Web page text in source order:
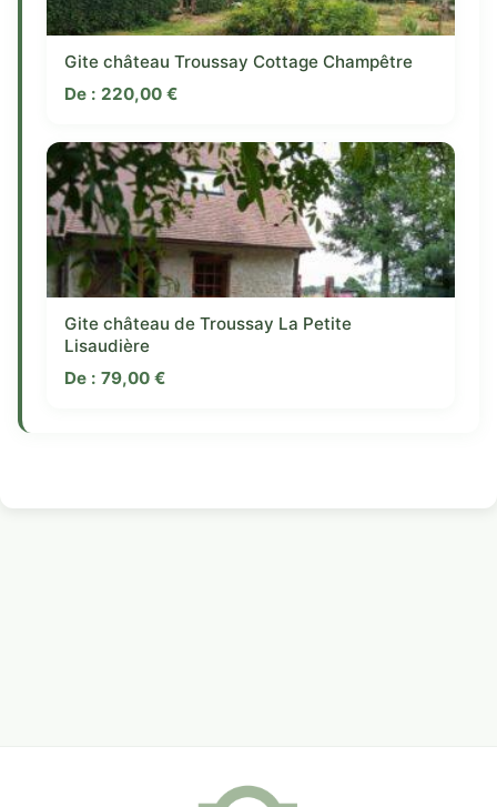
Gite château Troussay Cottage Champêtre
De : 220,00 €
Gite château de Troussay La Petite
Lisaudière
De : 79,00 €